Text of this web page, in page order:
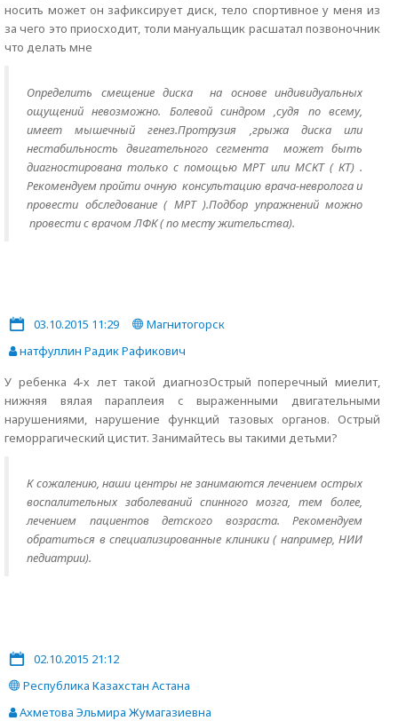
носить может он зафиксирует диск, тело спортивное у меня из
за чего это приосходит, толи мануальщик расшатал позвоночник
что делать мне
Определить смещение диска на основе индивидуальных
ощущений невозможно. Болевой синдром ,судя по всему,
имеет мышечный генез.Протрузия ,грыжа диска или
нестабильность двигательного сегмента может быть
диагностирована только с помощью МРТ или МСКТ ( КТ) .
Рекомендуем пройти очную консультацию врача-невролога и
провести обследование ( МРТ ).Подбор упражнений можно
провести с врачом ЛФК ( по месту жительства).
03.10.2015 11:29
Магнитогорск
натфуллин Радик Рафикович
У ребенка 4-х лет такой диагнозОстрый поперечный миелит,
нижняя вялая параплеия с выраженными двигательными
нарушениями, нарушение функций тазовых органов. Острый
геморрагический цистит. Занимайтесь вы такими детьми?
К сожалению, наши центры не занимаются лечением острых
воспалительных заболеваний спинного мозга, тем более,
лечением пациентов детского возраста. Рекомендуем
обратиться в специализированные клиники ( например, НИИ
педиатрии).
02.10.2015 21:12
Республика Казахстан Астана
Ахметова Эльмира Жумагазиевна